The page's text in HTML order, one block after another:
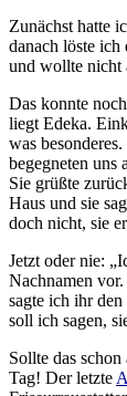
Zunächst hatte
danach löste
und wollte nicht
Das konnte
liegt Edeka.
was
begegneten uns
Sie grüßte
Haus und sie
doch nicht, sie
Jetzt oder nie:
Nachnamen
sagte ich ihr
soll ich sagen,
Sollte das
Tag! Der letzte